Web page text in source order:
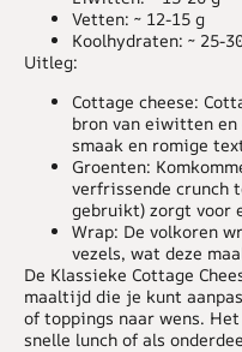
Vetten: ~ 12-15 g
Koolhydraten: ~ 25-
Uitleg:
Cottage cheese:
bron van eiwitten
smaak en romige
Groenten:
verfrissende crunch
gebruikt) zorgt voor
Wrap: De volkoren
vezels, wat deze
De Klassieke Cottage
maaltijd die je kunt
of toppings naar wens.
snelle lunch of als